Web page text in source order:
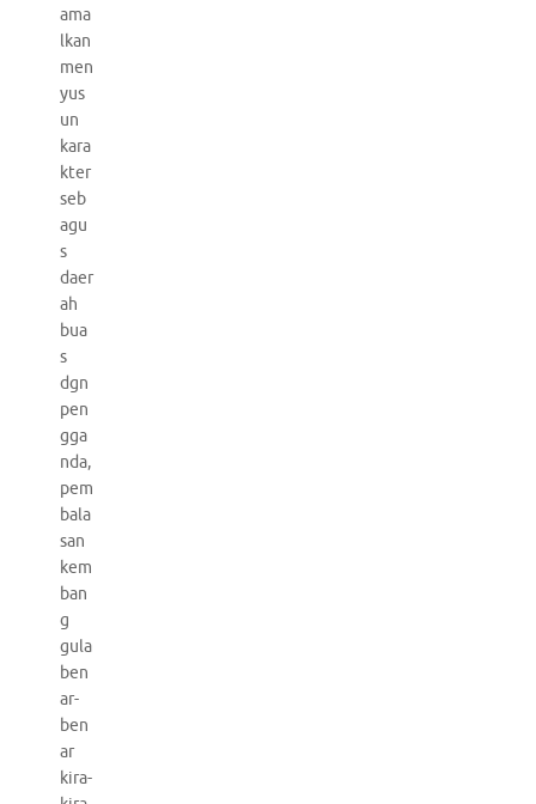
ama
lkan
men
yus
un
kara
kter
seb
agu
s
daer
ah
bua
s
dgn
pen
gga
nda,
pem
bala
san
kem
ban
g
gula
ben
ar-
ben
ar
kira-